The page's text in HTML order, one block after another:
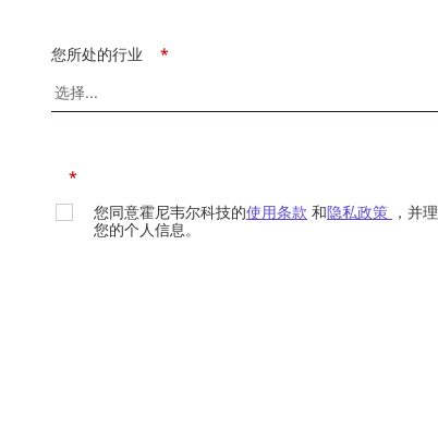
*
您所处的行业
*
您同意霍尼韦尔科技的使用条款 和隐私政策 ，并
您的个人信息。